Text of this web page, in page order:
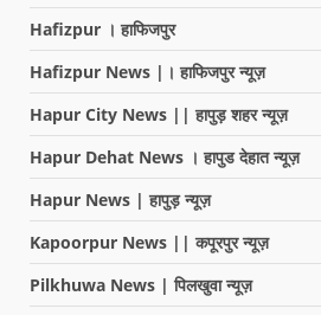
Hafizpur । हाफिजपुर
Hafizpur News |। हाफिजपुर न्यूज़
Hapur City News || हापुड़ शहर न्यूज़
Hapur Dehat News । हापुड देहात न्यूज़
Hapur News | हापुड़ न्यूज़
Kapoorpur News || कपूरपुर न्यूज़
Pilkhuwa News | पिलखुवा न्यूज़